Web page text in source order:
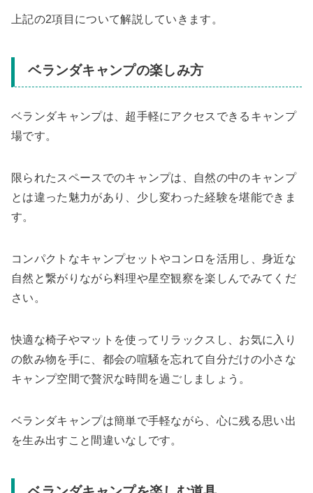
上記の2項目について解説していきます。
ベランダキャンプの楽しみ方
ベランダキャンプは、超手軽にアクセスできるキャンプ
場です。
限られたスペースでのキャンプは、自然の中のキャンプ
とは違った魅力があり、少し変わった経験を堪能できま
す。
コンパクトなキャンプセットやコンロを活用し、身近な
自然と繋がりながら料理や星空観察を楽しんでみてくだ
さい。
快適な椅子やマットを使ってリラックスし、お気に入り
の飲み物を手に、都会の喧騒を忘れて自分だけの小さな
キャンプ空間で贅沢な時間を過ごしましょう。
ベランダキャンプは簡単で手軽ながら、心に残る思い出
を生み出すこと間違いなしです。